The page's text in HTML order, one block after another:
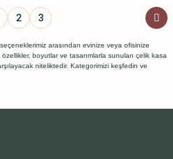
2 3
seçeneklerimiz arasından evinize veya ofisinize
boyutlar ve tasarımlarla sunulan çelik kasa
niteliktedir. Kategorimizi keşfedin ve